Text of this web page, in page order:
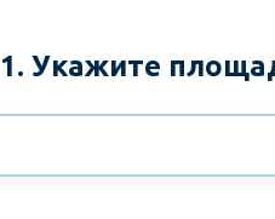
1. Укажите